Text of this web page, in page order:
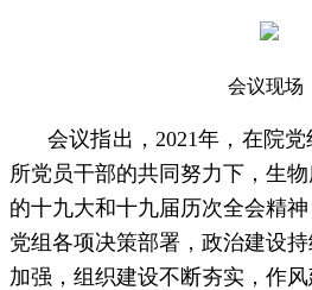
会议现场
会议指出，2021年，在院
所党员干部的共同努力下，生
的十九大和十九届历次全会精
党组各项决策部署，政治建设
加强，组织建设不断夯实，作